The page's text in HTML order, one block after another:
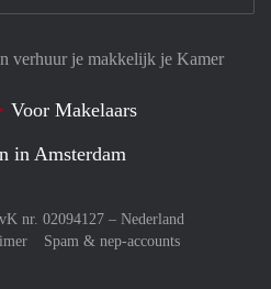
verhuur je makkelijk je Kamer
Voor Makelaars
in Amsterdam
nr. 02094127 – Nederland
Spam & nep-accounts